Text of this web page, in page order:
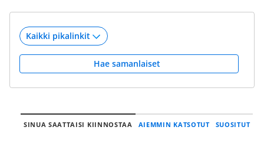
Hae samanlaiset
SINUA SAATTAISI KIINNOSTAA AIEMMIN KATSOTUT SUOSITUT